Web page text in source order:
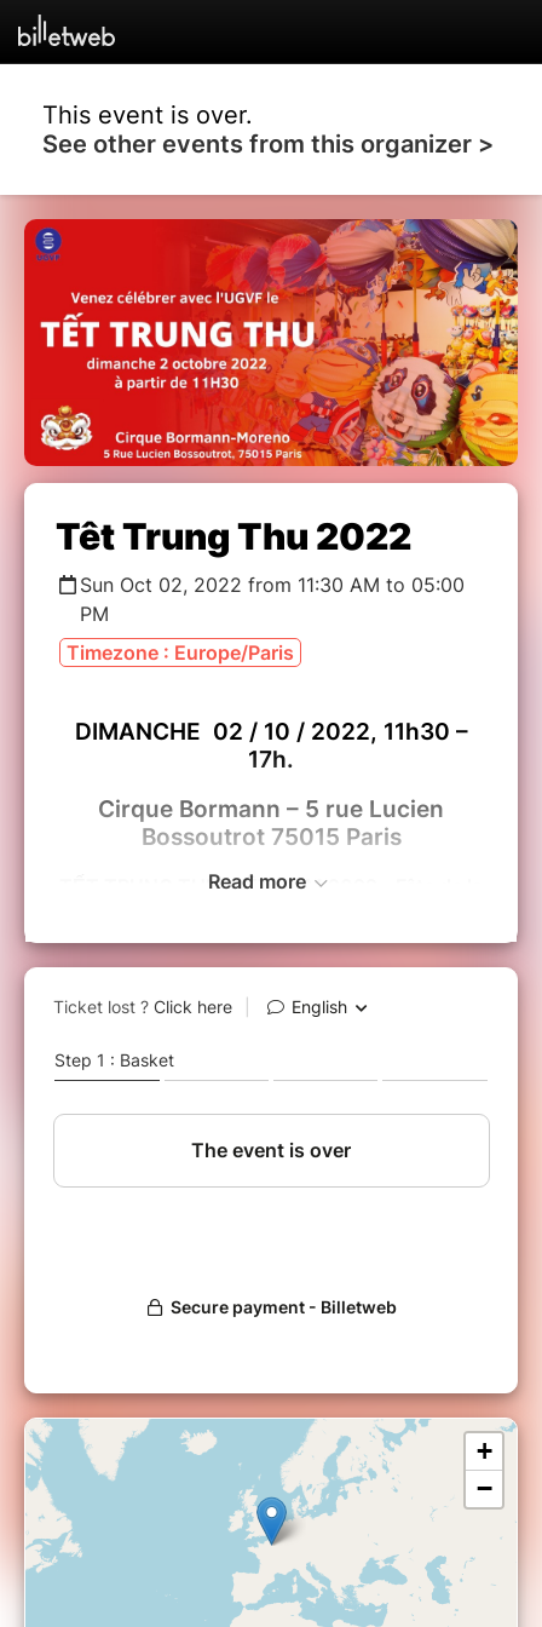
This event is over.
See other events from this organizer >
Têt Trung Thu 2022
Sun Oct 02, 2022 from 11:30 AM to 05:00
PM
Timezone : Europe/Paris
DIMANCHE 02 / 10 / 2022, 11h30 –
17h.
Cirque Bormann – 5 rue Lucien
Bossoutrot 75015 Paris
TẾT TRUNG THU VIỆT NAM 2022 - Fête de la
Tết Trung Thu 2022 không chỉ là nơi các gặp
gỡ, trò chuyện của các bậc phụ huynh, gia
vui chơi và không gian xiếc dành cho các
được hoà mình vào những trò chơi vui nhộn
với những phần quà bất ngờ và hấp dẫn, lễ
chuyên nghiệp.
Phí đặc biệt dành riêng cho việc mua trực
Mỗi bạn nhỏ sẽ được tặng: một lồng đèn, một
vé trò chơi với các quà thưởng, tham gia vào
lễ rước đèn và phá cỗ.
PAF 11 euros/ personne (gratuit pour
les enfants de moins de 3 ans)
tarif uniquement en prévente en ligne réservé
Read more
+
−